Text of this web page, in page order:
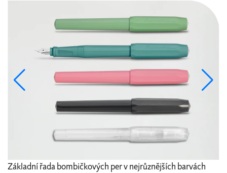
Základní řada bombičkových per v nejrůznějších barvách